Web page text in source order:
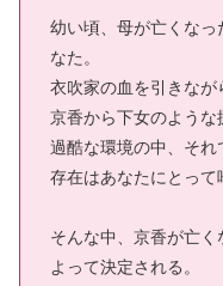
幼い頃、母が亡くな
なた。
衣吹家の血を引きなが
京香から下女のような
過酷な環境の中、そ
存在はあなたにとって
そんな中、京香が亡
よって決定される。